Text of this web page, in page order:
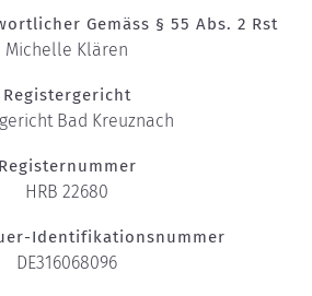
Gemäss § 55 Abs. 2 Rst
Michelle Klären
Registergericht
Bad Kreuznach
Registernummer
HRB 22680
Identifikationsnummer
DE316068096